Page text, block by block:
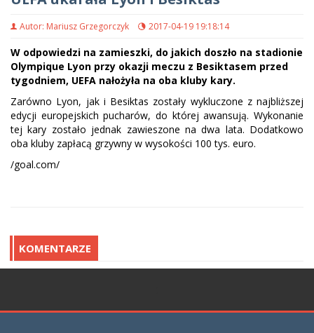
Autor: Mariusz Grzegorczyk 2017-04-19 19:18:14
W odpowiedzi na zamieszki, do jakich doszło na stadionie
Olympique Lyon przy okazji meczu z Besiktasem przed
tygodniem, UEFA nałożyła na oba kluby kary.
Zarówno Lyon, jak i Besiktas zostały wykluczone z najbliższej
edycji europejskich pucharów, do której awansują. Wykonanie
tej kary zostało jednak zawieszone na dwa lata. Dodatkowo
oba kluby zapłacą grzywny w wysokości 100 tys. euro.
/goal.com/
KOMENTARZE